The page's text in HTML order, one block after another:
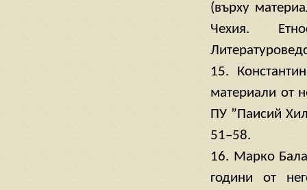
(върху
Чехия.
15.
материали от
ПУ ”Паисий
51–58.
16. Марко
години от